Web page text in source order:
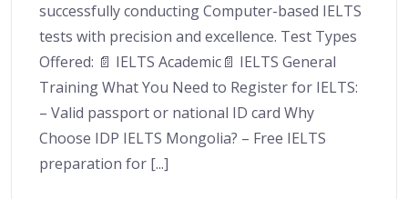
successfully conducting Computer-based IELTS
tests with precision and excellence. Test Types
Offered: 📄 IELTS Academic📄 IELTS General
Training What You Need to Register for IELTS:
– Valid passport or national ID card Why
Choose IDP IELTS Mongolia? – Free IELTS
preparation for [...]